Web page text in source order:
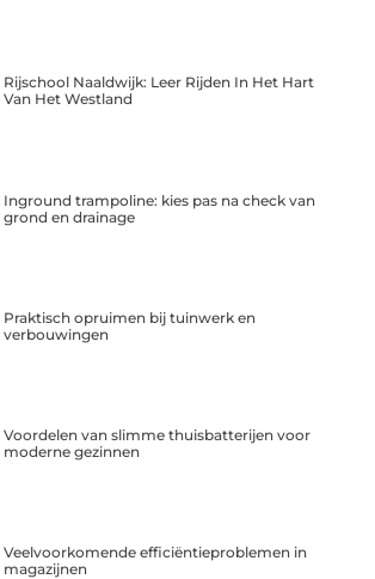
Rijschool Naaldwijk: Leer Rijden In Het Hart
Van Het Westland
Inground trampoline: kies pas na check van
grond en drainage
Praktisch opruimen bij tuinwerk en
verbouwingen
Voordelen van slimme thuisbatterijen voor
moderne gezinnen
Veelvoorkomende efficiëntieproblemen in
magazijnen